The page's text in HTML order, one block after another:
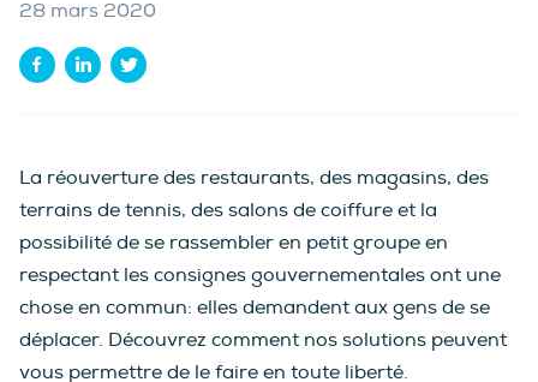
28 mars 2020
La réouverture des restaurants, des magasins, des
terrains de tennis, des salons de coiffure et la
possibilité de se rassembler en petit groupe en
respectant les consignes gouvernementales ont une
chose en commun: elles demandent aux gens de se
déplacer. Découvrez comment nos solutions peuvent
vous permettre de le faire en toute liberté.